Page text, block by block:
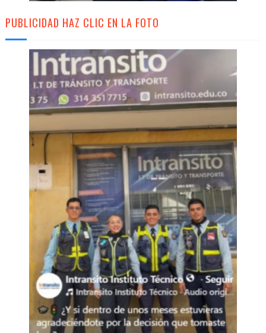
PUBLICIDAD HAZ CLIC EN LA FOTO